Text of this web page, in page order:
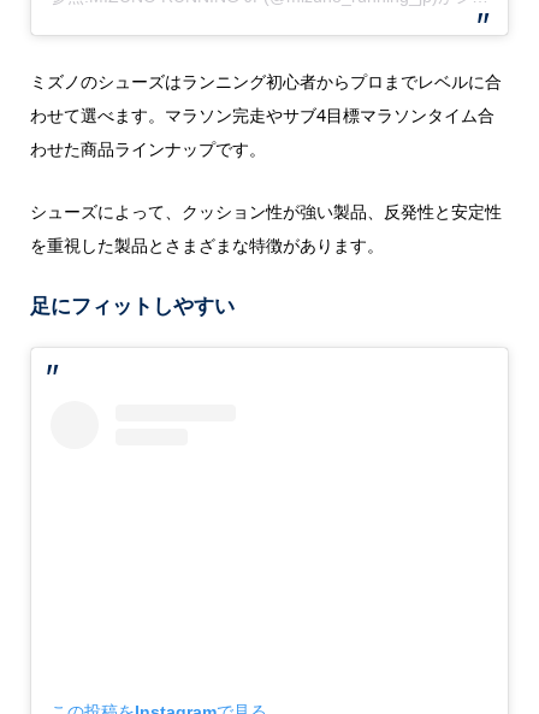
ミズノのシューズはランニング初心者からプロまでレベルに合
わせて選べます。マラソン完走やサブ4目標マラソンタイム合
わせた商品ラインナップです。
シューズによって、クッション性が強い製品、反発性と安定性
を重視した製品とさまざまな特徴があります。
足にフィットしやすい